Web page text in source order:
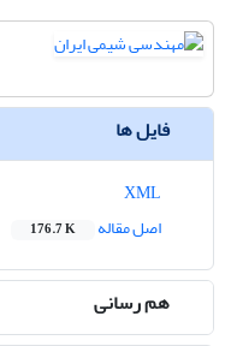
فایل ها
اصل مقاله
176.7 K
هم رسانی